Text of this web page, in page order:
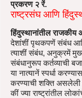
प्रकरण २ रें.
राष्ट्रसंघ आणि
हिंदुस्थानांतील राजकीय
देशांशीं पृथकपणें संबंध
त्याशीं संबंध, अनुक्रमें
संबंधानुरूप कर्तव्याची
या नात्यानें स्पर्धा
करण्याची शक्ति असलेली
कीं ज्या राष्ट्रांतील